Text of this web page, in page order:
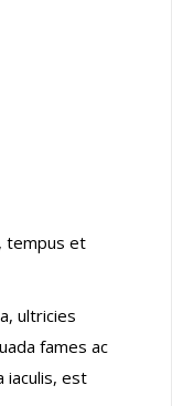
tempus et
ultricies
fames ac
iaculis, est